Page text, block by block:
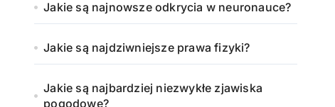
Jakie są najnowsze odkrycia w neuronauce?
Jakie są najdziwniejsze prawa fizyki?
Jakie są najbardziej niezwykłe zjawiska
pogodowe?